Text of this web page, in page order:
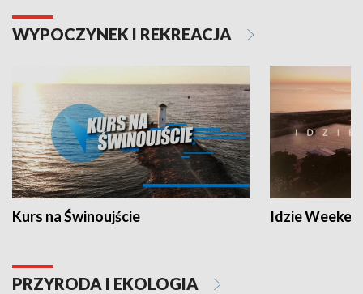
WYPOCZYNEK I REKREACJA
Kurs na Świnoujście Idzie
PRZYRODA I EKOLOGIA